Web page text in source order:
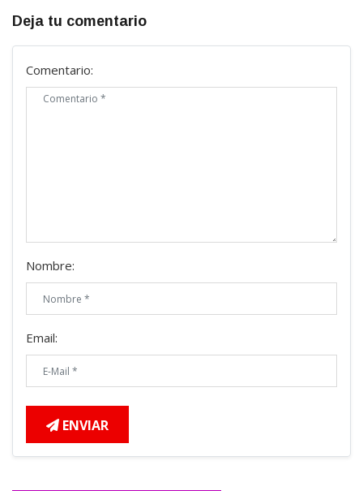
Deja tu comentario
Comentario:
Nombre:
Email:
ENVIAR